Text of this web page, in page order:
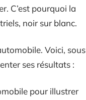
C’est pourquoi la
noir sur blanc.
Voici, sous
ses résultats :
pour illustrer